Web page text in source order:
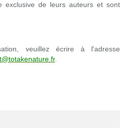
exclusive de leurs auteurs et sont
veuillez écrire à l'adresse